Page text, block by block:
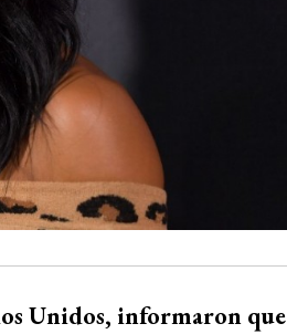
Unidos, informaron que